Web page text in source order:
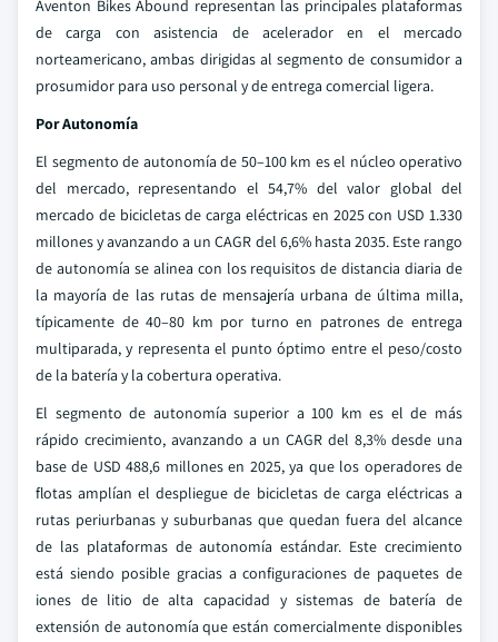
Aventon Bikes Abound representan las principales plataformas
de carga con asistencia de acelerador en el mercado
norteamericano, ambas dirigidas al segmento de consumidor a
prosumidor para uso personal y de entrega comercial ligera.
Por Autonomía
El segmento de autonomía de 50–100 km es el núcleo operativo
del mercado, representando el 54,7% del valor global del
mercado de bicicletas de carga eléctricas en 2025 con USD 1.330
millones y avanzando a un CAGR del 6,6% hasta 2035. Este rango
de autonomía se alinea con los requisitos de distancia diaria de
la mayoría de las rutas de mensajería urbana de última milla,
típicamente de 40–80 km por turno en patrones de entrega
multiparada, y representa el punto óptimo entre el peso/costo
de la batería y la cobertura operativa.
El segmento de autonomía superior a 100 km es el de más
rápido crecimiento, avanzando a un CAGR del 8,3% desde una
base de USD 488,6 millones en 2025, ya que los operadores de
flotas amplían el despliegue de bicicletas de carga eléctricas a
rutas periurbanas y suburbanas que quedan fuera del alcance
de las plataformas de autonomía estándar. Este crecimiento
está siendo posible gracias a configuraciones de paquetes de
iones de litio de alta capacidad y sistemas de batería de
extensión de autonomía que están comercialmente disponibles